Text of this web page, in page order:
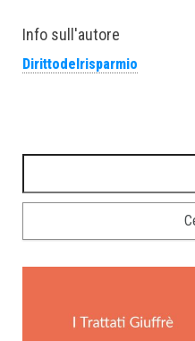
Info sull'autore
Dirittodelrisparmio